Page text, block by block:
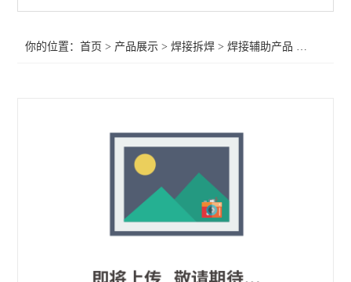
查看全部 >>
你的位置：首页 > 产品展示 >焊接拆焊 >焊接辅助产品